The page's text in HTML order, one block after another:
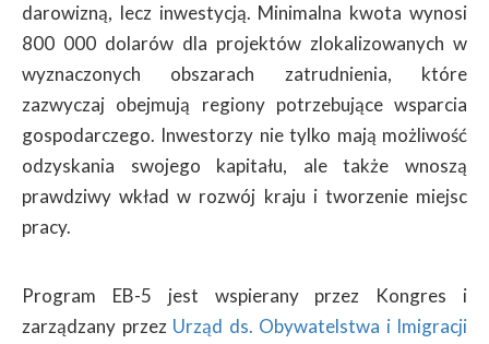
darowizną, lecz inwestycją. Minimalna kwota wynosi
800 000 dolarów dla projektów zlokalizowanych w
wyznaczonych obszarach zatrudnienia, które
zazwyczaj obejmują regiony potrzebujące wsparcia
gospodarczego. Inwestorzy nie tylko mają możliwość
odzyskania swojego kapitału, ale także wnoszą
prawdziwy wkład w rozwój kraju i tworzenie miejsc
pracy.
Program EB-5 jest wspierany przez Kongres i
zarządzany przez Urząd ds. Obywatelstwa i Imigracji